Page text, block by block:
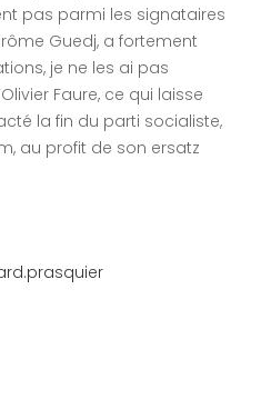
pas parmi les signataires
Guedj, a fortement
je ne les ai pas
Faure, ce qui laisse
la fin du parti socialiste,
au profit de son ersatz